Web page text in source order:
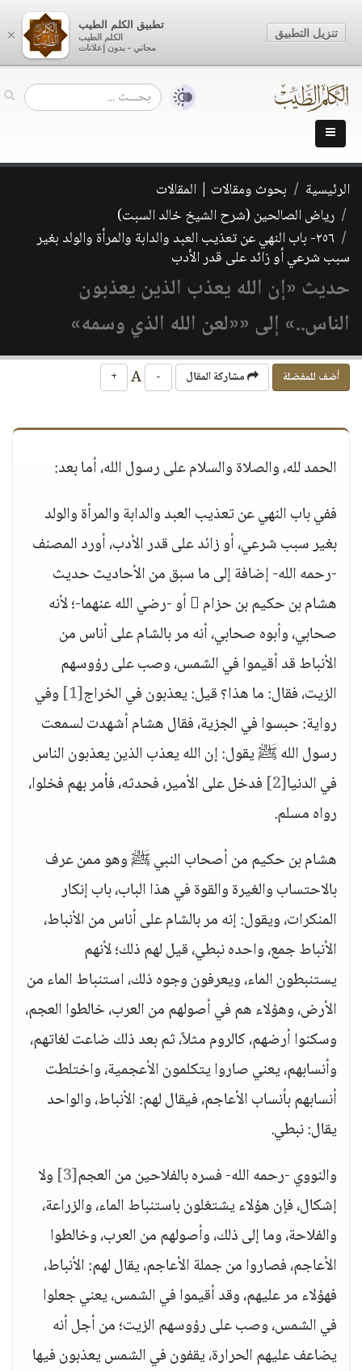
الرئيسية
بحوث ومقالات | المقالات
رياض الصالحين (شرح الشيخ خالد السبت)
٢٥٦- باب النهي عن تعذيب العبد والدابة والمرأة والولد بغير
سبب شرعي أو زائد على قدر الأدب
حديث «إن الله يعذب الذين يعذبون
الناس..» إلى ««لعن الله الذي وسمه»
أضف للمفضلة مشاركة المقال -
+
الحمد لله، والصلاة والسلام على رسول الله، أما بعد:
ففي باب النهي عن تعذيب العبد والدابة والمرأة والولد
بغير سبب شرعي، أو زائد على قدر الأدب، أورد المصنف
-رحمه الله- إضافة إلى ما سبق من الأحاديث حديث
هشام بن حكيم بن حزام  أو -رضي الله عنهما-؛ لأنه
صحابي، وأبوه صحابي، أنه مر بالشام على أناس من
الأنباط قد أقيموا في الشمس، وصب على رؤوسهم
الزيت، فقال: ما هذا؟ قيل: يعذبون في الخراج[1]
وفي
رواية: حبسوا في الجزية، فقال هشام أشهدت لسمعت
رسول الله ﷺ يقول: إن الله يعذب الذين يعذبون الناس
في الدنيا[2]
فدخل على الأمير، فحدثه، فأمر بهم فخلوا،
رواه مسلم.
هشام بن حكيم من أصحاب النبي ﷺ وهو ممن عرف
بالاحتساب والغيرة والقوة في هذا الباب، باب إنكار
المنكرات، ويقول: إنه مر بالشام على أناس من الأنباط،
الأنباط جمع، واحده نبطي، قيل لهم ذلك؛ لأنهم
يستنبطون الماء، ويعرفون وجوه ذلك، استنباط الماء من
الأرض، وهؤلاء هم في أصولهم من العرب، خالطوا العجم،
وسكنوا أرضهم، كالروم مثلاً، ثم بعد ذلك ضاعت لغاتهم،
وأنسابهم، يعني صاروا يتكلمون الأعجمية، واختلطت
أنسابهم بأنساب الأعاجم، فيقال لهم: الأنباط، والواحد
يقال: نبطي.
والنووي -رحمه الله- فسره بالفلاحين من العجم[3]
ولا
إشكال، فإن هؤلاء يشتغلون باستنباط الماء، والزراعة،
والفلاحة، وما إلى ذلك، وأصولهم من العرب، وخالطوا
الأعاجم، فصاروا من جملة الأعاجم، يقال لهم: الأنباط،
فهؤلاء مر عليهم، وقد أقيموا في الشمس، يعني جعلوا
في الشمس، وصب على رؤوسهم الزيت؛ من أجل أنه
يضاعف عليهم الحرارة، يقفون في الشمس يعذبون فيها
×
تطبيق الكلم الطيب
الكلم الطيب
مجاني - بدون إعلانات
تنزيل التطبيق